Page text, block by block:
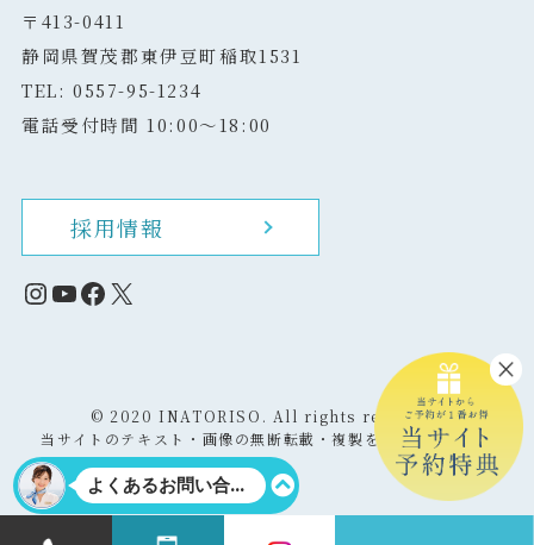
〒413-0411
静岡県賀茂郡東伊豆町稲取1531
TEL: 0557-95-1234
電話受付時間 10:00～18:00
採用情報
Instagram
YouTube
Facebook
X
© 2020 INATORISO. All rights reserved.
当サイトのテキスト・画像の無断転載・複製を固く禁じます。